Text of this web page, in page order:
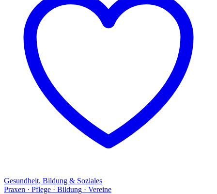
Gesundheit, Bildung & Soziales
Praxen · Pflege · Bildung · Vereine